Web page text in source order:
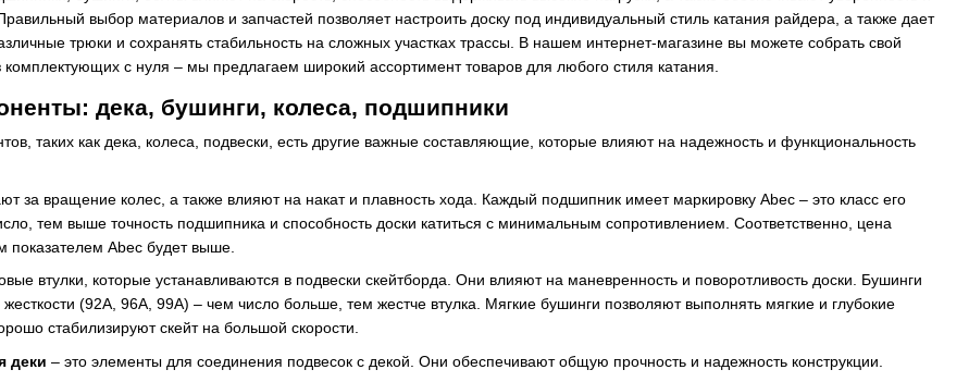
выбор материалов и запчастей позволяет настроить доску под индивидуальный стиль катания райдера, а также дает
трюки и сохранять стабильность на сложных участках трассы. В нашем интернет-магазине вы можете собрать свой
комплектующих с нуля – мы предлагаем широкий ассортимент товаров для любого стиля катания.
дека, бушинги, колеса, подшипники
таких как дека, колеса, подвески, есть другие важные составляющие, которые влияют на надежность и функциональность
за вращение колес, а также влияют на накат и плавность хода. Каждый подшипник имеет маркировку Abec – это класс его
тем выше точность подшипника и способность доски катиться с минимальным сопротивлением. Соответственно, цена
Abec будет выше.
втулки, которые устанавливаются в подвески скейтборда. Они влияют на маневренность и поворотливость доски. Бушинги
(92A, 96A, 99A) – чем число больше, тем жестче втулка. Мягкие бушинги позволяют выполнять мягкие и глубокие
стабилизируют скейт на большой скорости.
деки – это элементы для соединения подвесок с декой. Они обеспечивают общую прочность и надежность конструкции.